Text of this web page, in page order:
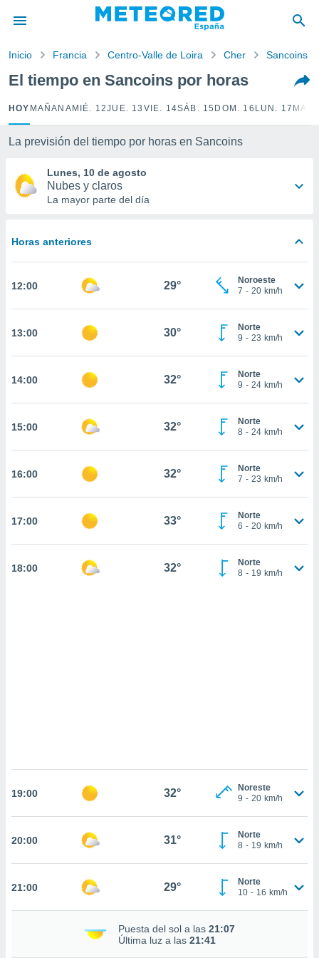
por
para
que se
calidad.
a este
y
digital
permite
seguir
coste.
a la
todas
nuestros
nos
análisis
perfil
aceptar
de
CONFIGURACIÓN
Inicio Francia Centro-Valle de Loira Cher Sancoins
El tiempo en Sancoins por horas
HOY MAÑANA MIÉ. 12JUE. 13 VIE. 14SÁB. 15 DOM. 16 LUN. 17
La previsión del tiempo por horas en Sancoins
Lunes, 10 de agosto
Nubes y claros
La mayor parte del día
Horas anteriores
12:00 29°
Noroeste
7 - 20 km/h
13:00 30°
Norte
9 - 23 km/h
14:00 32°
Norte
9 - 24 km/h
15:00 32°
Norte
8 - 24 km/h
16:00 32°
Norte
7 - 23 km/h
17:00 33°
Norte
6 - 20 km/h
18:00 32°
Norte
8 - 19 km/h
19:00 32°
Noreste
9 - 20 km/h
20:00 31°
Norte
8 - 19 km/h
21:00 29°
Norte
10 - 16 km/h
Puesta del sol a las 21:07
Última luz a las 21:41